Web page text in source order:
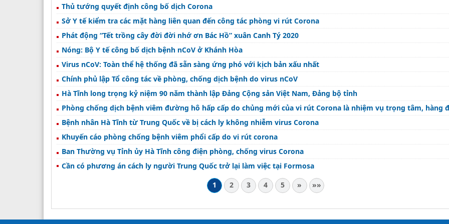
Thủ tướng quyết định công bố dịch Corona
Sở Y tế kiểm tra các mặt hàng liên quan đến công tác phòng vi rút Corona
Phát động “Tết trồng cây đời đời nhớ ơn Bác Hồ” xuân Canh Tý 2020
Nóng: Bộ Y tế công bố dịch bệnh nCoV ở Khánh Hòa
Virus nCoV: Toàn thể hệ thống đã sẵn sàng ứng phó với kịch bản xấu nhất
Chính phủ lập Tổ công tác về phòng, chống dịch bệnh do virus nCoV
Hà Tĩnh long trọng kỷ niệm 90 năm thành lập Đảng Cộng sản Việt Nam, Đảng bộ tỉnh
Phòng chống dịch bệnh viêm đường hô hấp cấp do chủng mới của vi rút Corona là nhiệm vụ trọng tâm, hàng
Bệnh nhân Hà Tĩnh từ Trung Quốc về bị cách ly không nhiễm virus Corona
Khuyến cáo phòng chống bệnh viêm phổi cấp do vi rút corona
Ban Thường vụ Tỉnh ủy Hà Tĩnh công điện phòng, chống virus Corona
Cần có phương án cách ly người Trung Quốc trở lại làm việc tại Formosa
1
2 3 4 5 » »»